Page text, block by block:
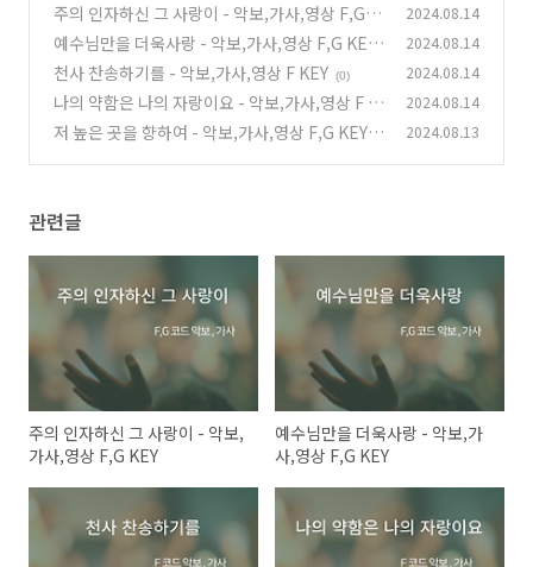
주의 인자하신 그 사랑이 - 악보,가사,영상 F,G K
EY (0)
2024.08.14
예수님만을 더욱사랑 - 악보,가사,영상 F,G KEY
(0)
2024.08.14
천사 찬송하기를 - 악보,가사,영상 F KEY (0) 2024.08.14
나의 약함은 나의 자랑이요 - 악보,가사,영상 F K
EY
(0)
2024.08.14
저 높은 곳을 향하여 - 악보,가사,영상 F,G KEY 2024.08.13
관련글
주의 인자하신 그 사랑이 - 악보,
가사,영상 F,G KEY
예수님만을 더욱사랑 - 악보,가
사,영상 F,G KEY